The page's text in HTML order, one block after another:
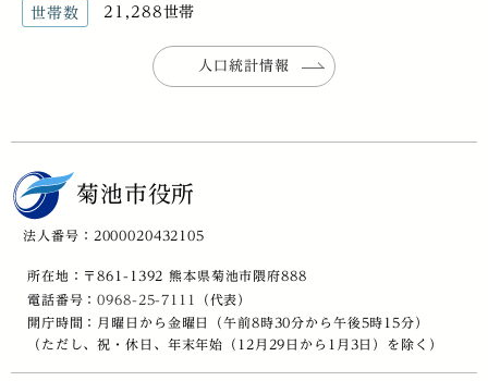
世帯数 21,288世帯
人口統計情報
菊池市役所
法人番号：2000020432105
所在地：〒861-1392 熊本県菊池市隈府888
電話番号：0968-25-7111
（代表）
開庁時間：月曜日から金曜日（午前8時30分から午後5時15分）
（ただし、祝・休日、年末年始（12月29日から1月3日）を除く）